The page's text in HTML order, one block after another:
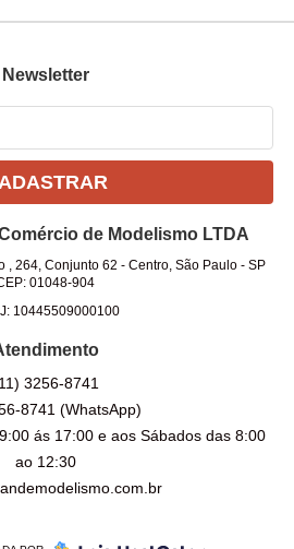
Newsletter
de Modelismo LTDA
, 264, Conjunto 62 - Centro, São Paulo- SP
01048-904
10445509000100
3256-8741
8741(WhatsApp)
ás 17:00 e aos Sábados das 8:00
ao 12:30